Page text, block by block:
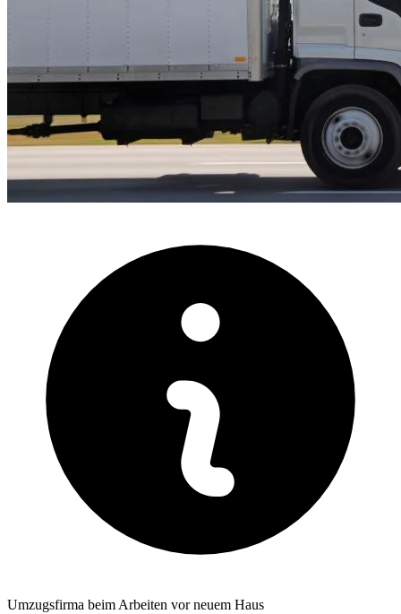
Umzugsfirma beim Arbeiten vor neuem Haus